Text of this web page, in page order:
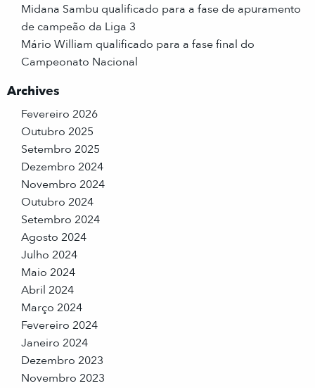
Midana Sambu qualificado para a fase de apuramento
de campeão da Liga 3
Mário William qualificado para a fase final do
Campeonato Nacional
Archives
Fevereiro 2026
Outubro 2025
Setembro 2025
Dezembro 2024
Novembro 2024
Outubro 2024
Setembro 2024
Agosto 2024
Julho 2024
Maio 2024
Abril 2024
Março 2024
Fevereiro 2024
Janeiro 2024
Dezembro 2023
Novembro 2023